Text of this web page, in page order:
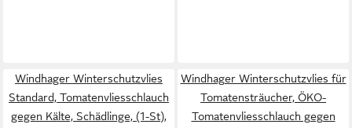
Windhager Winterschutzvlies
Standard, Tomatenvliesschlauch
gegen Kälte, Schädlinge, (1-St),
Windhager Winterschutzvlies für
Tomatensträucher, ÖKO-
Tomatenvliesschlauch gegen